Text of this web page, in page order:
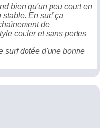
bien qu'un peu court en
stable. En surf ça
de
couler et sans pertes
surf dotée d'une bonne